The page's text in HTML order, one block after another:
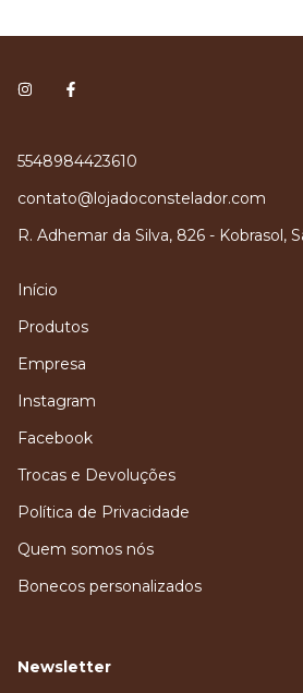
5548984423610
contato@lojadoconstelador.com
R. Adhemar da Silva, 826 - Kobrasol,
Início
Produtos
Empresa
Instagram
Facebook
Trocas e Devoluções
Política de Privacidade
Quem somos nós
Bonecos personalizados
Newsletter